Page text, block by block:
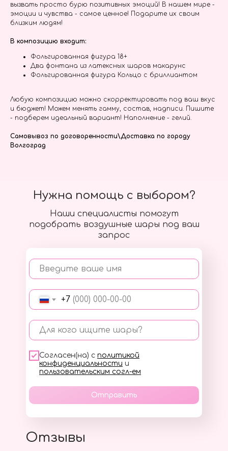
вызвать просто бурю позитивных эмоций! В нашем мире -
эмоции и чувства - самое ценное! Подарите их своим
близким людям!
В композицию входит:
Фольгированная фигура 18+
Два фонтана из латексных шаров макарунс
Фольгированная фигура Кольцо с бриллиантом
Любую композицию можно скорректировать под ваш вкус
и бюджет! Можем менять гамму, состав, надписи. Пишите
- подберем идеальный вариант! Наполнение - гелий.
Самовывоз по договоренности\Доставка по городу
Волгоград
Наши специалисты помогут
подобрать воздушные шары под ваш
запрос
Введите ваше имя
+7
Для кого ищите шары?
Согласен(на) с политикой
конфиденциальности и
пользовательским согл-ем
Отправить
Нужна помощь с выбором?
Отзывы